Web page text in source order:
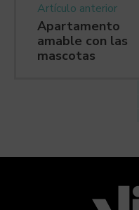
Artículo anterior
Apartamento
amable con las
mascotas